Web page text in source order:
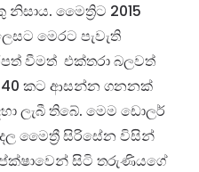
මෛත්‍රිට 2015
මෙරට පැවැති
වීමත් එක්තරා බලවත්
40 කට ආසන්න ගනනක්
ලැබී තිබේ. මෙම ඩොලර්
මෛත්‍රී සිරිසේන විසින්
සිටි තරුණියගේ